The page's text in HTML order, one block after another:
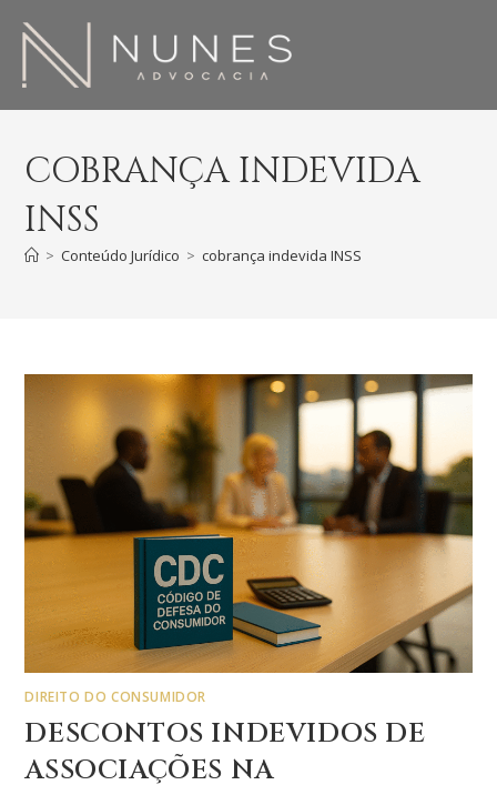
COBRANÇA INDEVIDA
INSS
> Conteúdo Jurídico > cobrança indevida INSS
DIREITO DO CONSUMIDOR
DESCONTOS INDEVIDOS DE
ASSOCIAÇÕES NA